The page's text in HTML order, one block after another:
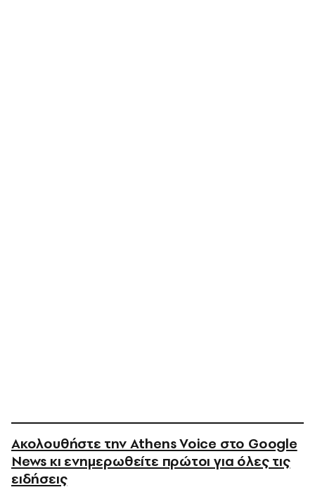
Ακολουθήστε την Athens Voice στο Google
News κι ενημερωθείτε πρώτοι για όλες τις
ειδήσεις